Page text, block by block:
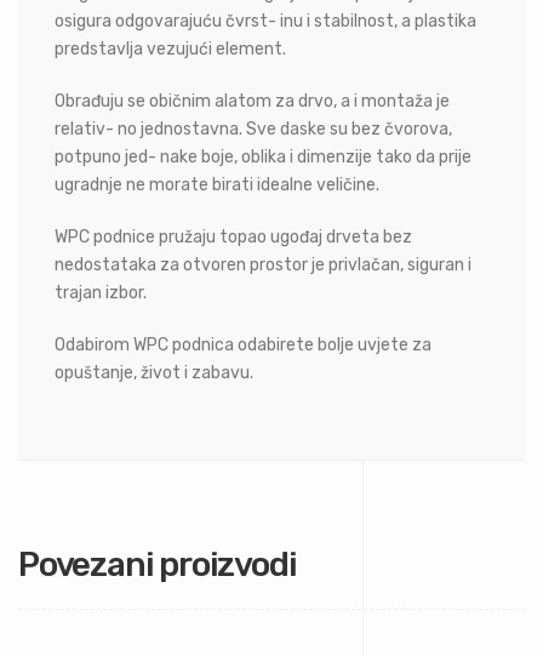
osigura odgovarajuću čvrst- inu i stabilnost, a plastika
predstavlja vezujući element.
Obrađuju se običnim alatom za drvo, a i montaža je
relativ- no jednostavna. Sve daske su bez čvorova,
potpuno jed- nake boje, oblika i dimenzije tako da prije
ugradnje ne morate birati idealne veličine.
WPC podnice pružaju topao ugođaj drveta bez
nedostataka za otvoren prostor je privlačan, siguran i
trajan izbor.
Odabirom WPC podnica odabirete bolje uvjete za
opuštanje, život i zabavu.
Povezani proizvodi